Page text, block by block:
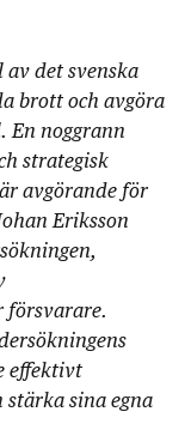
av det svenska
brott och avgöra
En noggrann
strategisk
avgörande för
Eriksson
försvarare.
effektivt
stärka sina egna